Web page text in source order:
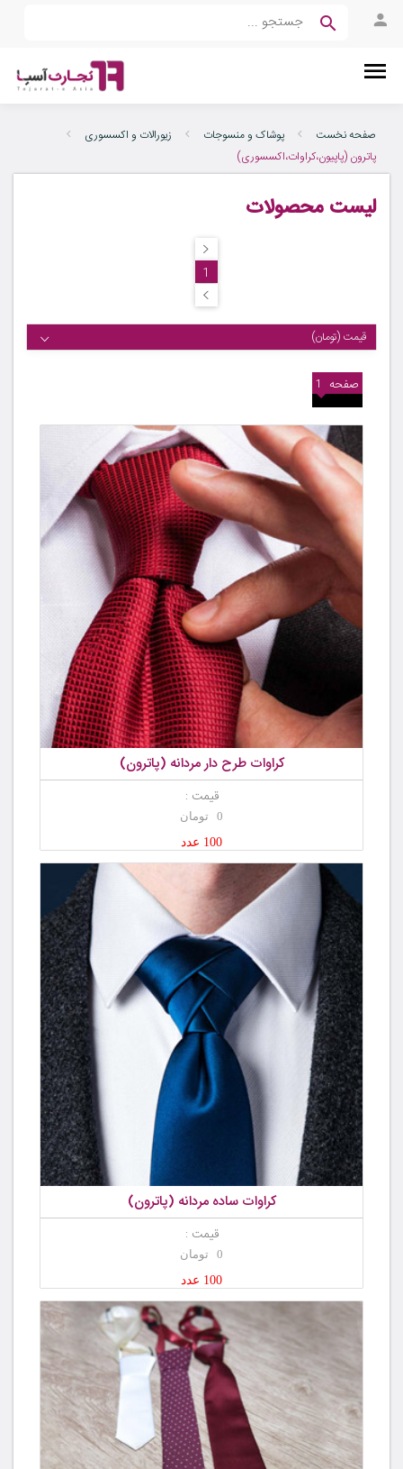
صفحه نخست پوشاک و منسوجات
زیورالات و اکسسوری
پاترون (پاپیون،کراوات،اکسسوری)
لیست محصولات
1
قیمت (تومان)
صفحه 1
کراوات طرح دار مردانه (پاترون)
قیمت :
0 تومان
100 عدد
کراوات ساده مردانه (پاترون)
قیمت :
0 تومان
100 عدد